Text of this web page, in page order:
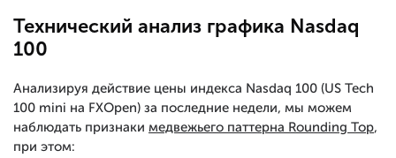
Технический анализ графика Nasdaq
100
Анализируя действие цены индекса Nasdaq 100 (US Tech
100 mini на FXOpen) за последние недели, мы можем
наблюдать признаки медвежьего паттерна Rounding Top,
при этом: